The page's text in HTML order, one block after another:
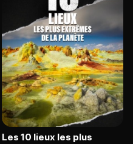
Les 10 lieux les plus